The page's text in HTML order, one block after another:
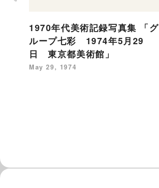
1970年代美術記録写真集 「グ
ループ七彩 1974年5月29
日 東京都美術館」
May 29, 1974